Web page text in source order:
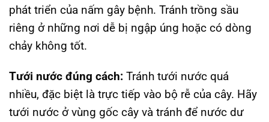
phát triển của nấm gây bệnh. Tránh trồng sầu
riêng ở những nơi dễ bị ngập úng hoặc có dòng
chảy không tốt.
Tưới nước đúng cách: Tránh tưới nước quá
nhiều, đặc biệt là trực tiếp vào bộ rễ của cây. Hãy
tưới nước ở vùng gốc cây và tránh để nước dư